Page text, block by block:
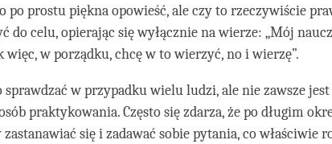
po prostu piękna opowieść, ale czy to rzeczywiście
do celu, opierając się wyłącznie na wierze: „Mój
więc, w porządku, chcę w to wierzyć, no i wierzę”.
sprawdzać w przypadku wielu ludzi, ale nie zawsze
praktykowania. Często się zdarza, że po długim
się i zadawać sobie pytania, co właściwie